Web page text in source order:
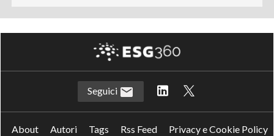
Seguici
About Autori Tags Rss Feed
Privacy e Cookie Policy